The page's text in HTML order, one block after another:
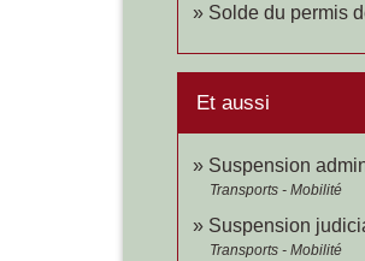
Solde du permis
Et aussi
Suspension
Transports - Mobilité
Suspension
Transports - Mobilité